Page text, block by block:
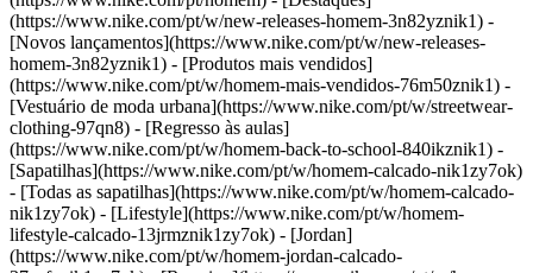
(https://www.nike.com/pt/w/new-releases-homem-3n82yznik1) -
[Novos lançamentos](https://www.nike.com/pt/w/new-releases-
homem-3n82yznik1) - [Produtos mais vendidos]
(https://www.nike.com/pt/w/homem-mais-vendidos-76m50znik1) -
[Vestuário de moda urbana](https://www.nike.com/pt/w/streetwear-
clothing-97qn8) - [Regresso às aulas]
(https://www.nike.com/pt/w/homem-back-to-school-840ikznik1) -
[Sapatilhas](https://www.nike.com/pt/w/homem-calcado-nik1zy7ok)
- [Todas as sapatilhas](https://www.nike.com/pt/w/homem-calcado-
nik1zy7ok) - [Lifestyle](https://www.nike.com/pt/w/homem-
lifestyle-calcado-13jrmznik1zy7ok) - [Jordan]
(https://www.nike.com/pt/w/homem-jordan-calcado-